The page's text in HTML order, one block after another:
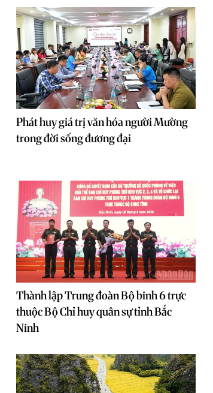
Phát huy giá trị văn hóa người Mường
trong đời sống đương đại
Thành lập Trung đoàn Bộ binh 6 trực
thuộc Bộ Chỉ huy quân sự tỉnh Bắc
Ninh